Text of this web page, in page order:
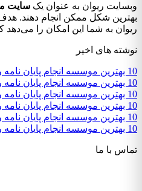
وبسایت ریوان به عنوان یک سایت
بهترین شکل ممکن انجام دهند.
ریوان به شما این امکان را می‌دهد
نوشته های اخیر
10 بهترین موسسه انجام پایان نامه رشته مدیریت موزه
10 بهترین موسسه انجام پایان نامه رشته مطالعات موزه
10 بهترین موسسه انجام پایان نامه رشته تاریخ هنر ایران اسلامی
10 بهترین موسسه انجام پایان نامه رشته نقاشی ایرانی
10 بهترین موسسه انجام پایان نامه رشته سفال و سرامیک هنر اسلامی
10 بهترین موسسه انجام پایان نامه رشته هنر و صنایع فلزی هنر اسلامی
تماس با ما